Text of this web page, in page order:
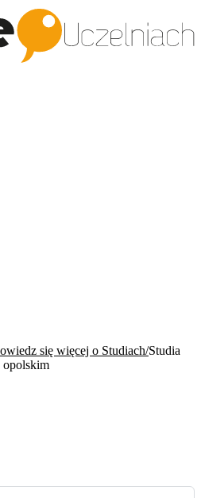
się więcej o Studiach Studia
opolskim